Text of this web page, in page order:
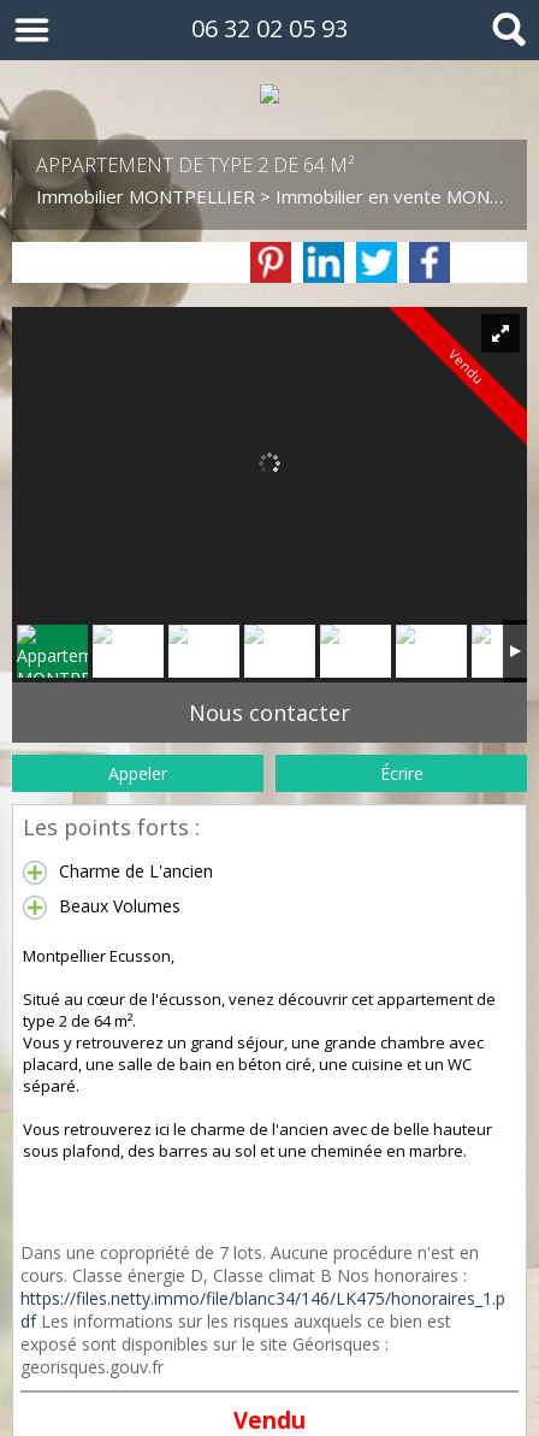
06 32 02 05 93
APPARTEMENT DE TYPE 2 DE 64 M²
Immobilier MONTPELLIER > Immobilier en vente MONTPELLIER
Vendu
Nous contacter
Appeler Écrire
Les points forts :
Charme de L'ancien
Beaux Volumes
Montpellier Ecusson,
Situé au cœur de l'écusson, venez découvrir cet appartement de
type 2 de 64 m².
Vous y retrouverez un grand séjour, une grande chambre avec
placard, une salle de bain en béton ciré, une cuisine et un WC
séparé.
Vous retrouverez ici le charme de l'ancien avec de belle hauteur
sous plafond, des barres au sol et une cheminée en marbre.
Dans une copropriété de 7 lots. Aucune procédure n'est en
cours. Classe énergie D, Classe climat B Nos honoraires :
https://files.netty.immo/file/blanc34/146/LK475/honoraires_1.p
dfLes informations sur les risques auxquels ce bien est
exposé sont disponibles sur le site Géorisques :
georisques.gouv.fr
Vendu